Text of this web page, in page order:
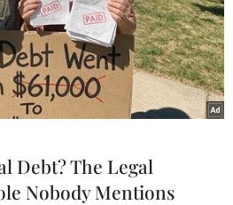
mô dự trữ
Debt? The Legal
Nobody Mentions